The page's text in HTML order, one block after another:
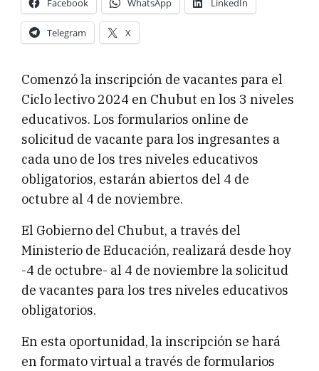
Facebook WhatsApp LinkedIn
Telegram X
Comenzó la inscripción de vacantes para el
Ciclo lectivo 2024 en Chubut en los 3 niveles
educativos. Los formularios online de
solicitud de vacante para los ingresantes a
cada uno de los tres niveles educativos
obligatorios, estarán abiertos del 4 de
octubre al 4 de noviembre.
El Gobierno del Chubut, a través del
Ministerio de Educación, realizará desde hoy
-4 de octubre- al 4 de noviembre la solicitud
de vacantes para los tres niveles educativos
obligatorios.
En esta oportunidad, la inscripción se hará
en formato virtual a través de formularios